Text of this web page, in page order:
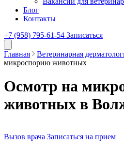
Блог
Контакты
+7 (958) 795-61-54 Записаться
Главная Ветеринарная
микроспорию животных
Осмотр на
животных в
Вызов врача Записаться на прием